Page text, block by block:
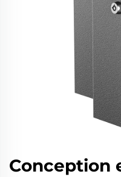
Conception